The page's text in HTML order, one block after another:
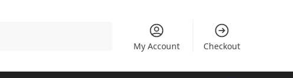
My Account Checkout